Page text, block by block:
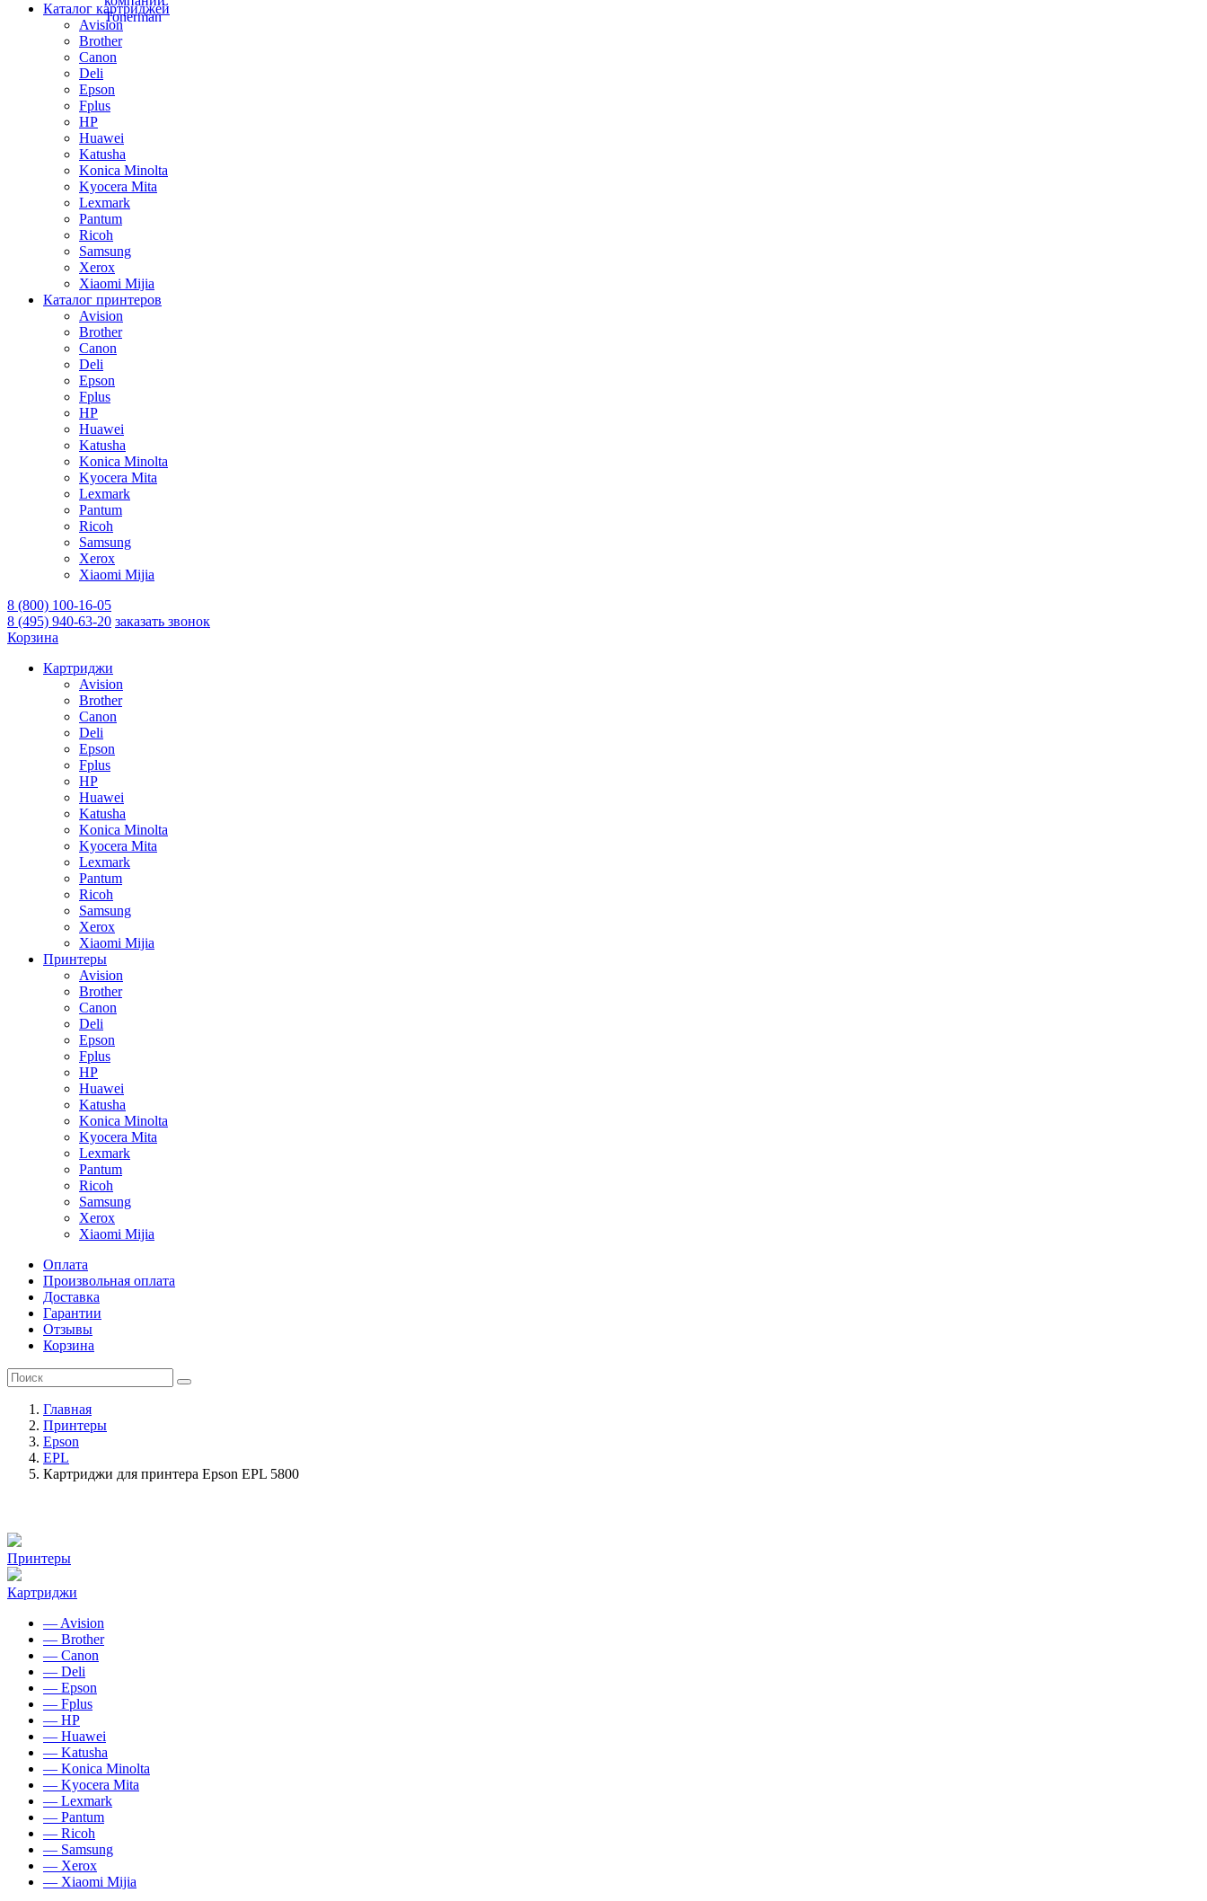
Каталог картриджей
Avision
Brother
Canon
Deli
Epson
Fplus
HP
Huawei
Katusha
Konica Minolta
Kyocera Mita
Lexmark
Pantum
Ricoh
Samsung
Xerox
Xiaomi Mijia
Каталог принтеров
Avision
Brother
Canon
Deli
Epson
Fplus
HP
Huawei
Katusha
Konica Minolta
Kyocera Mita
Lexmark
Pantum
Ricoh
Samsung
Xerox
Xiaomi Mijia
8 (800) 100-16-05
8 (495) 940-63-20 заказать звонок
Корзина
Картриджи
Avision
Brother
Canon
Deli
Epson
Fplus
HP
Huawei
Katusha
Konica Minolta
Kyocera Mita
Lexmark
Pantum
Ricoh
Samsung
Xerox
Xiaomi Mijia
Принтеры
Avision
Brother
Canon
Deli
Epson
Fplus
HP
Huawei
Katusha
Konica Minolta
Kyocera Mita
Lexmark
Pantum
Ricoh
Samsung
Xerox
Xiaomi Mijia
Оплата
Произвольная оплата
Доставка
Гарантии
Отзывы
Корзина
Главная
Принтеры
Epson
EPL
Картриджи для принтера Epson EPL 5800
Принтеры
Картриджи
— Avision
— Brother
— Canon
— Deli
— Epson
— Fplus
— HP
— Huawei
— Katusha
— Konica Minolta
— Kyocera Mita
— Lexmark
— Pantum
— Ricoh
— Samsung
— Xerox
— Xiaomi Mijia